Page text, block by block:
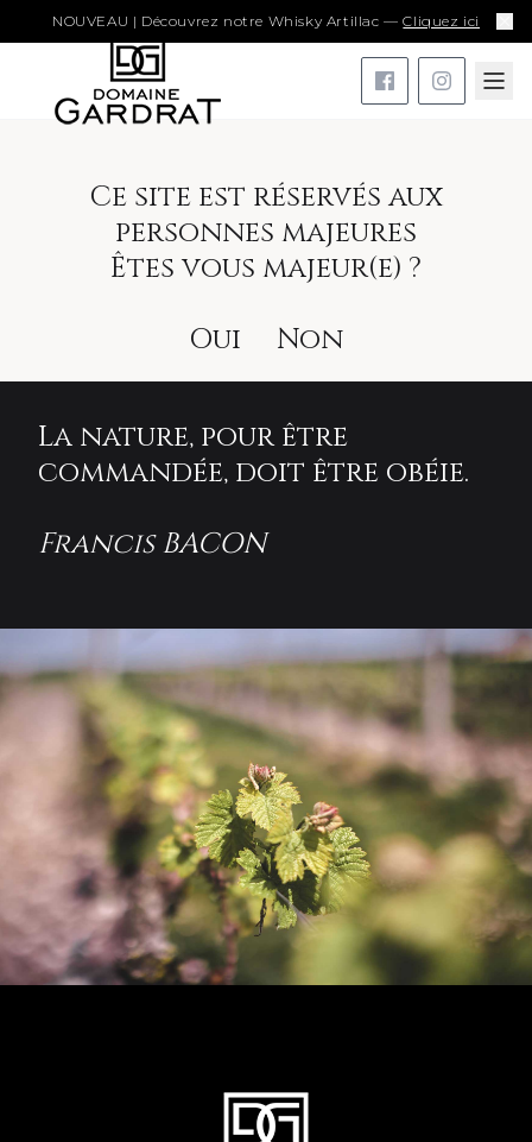
NOUVEAU | Découvrez notre Whisky Artillac —Cliquez ici
Ce site est réservés aux
personnes majeures
Êtes vous majeur(e) ?
Oui
Non
La nature, pour être
commandée, doit être obéie.
Francis BACON